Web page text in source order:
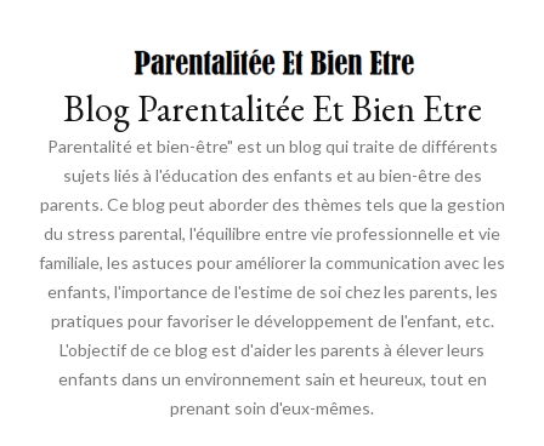
Blog Parentalitée Et Bien Etre
Parentalité et bien-être" est un blog qui traite de différents
sujets liés à l'éducation des enfants et au bien-être des
parents. Ce blog peut aborder des thèmes tels que la gestion
du stress parental, l'équilibre entre vie professionnelle et vie
familiale, les astuces pour améliorer la communication avec les
enfants, l'importance de l'estime de soi chez les parents, les
pratiques pour favoriser le développement de l'enfant, etc.
L'objectif de ce blog est d'aider les parents à élever leurs
enfants dans un environnement sain et heureux, tout en
prenant soin d'eux-mêmes.